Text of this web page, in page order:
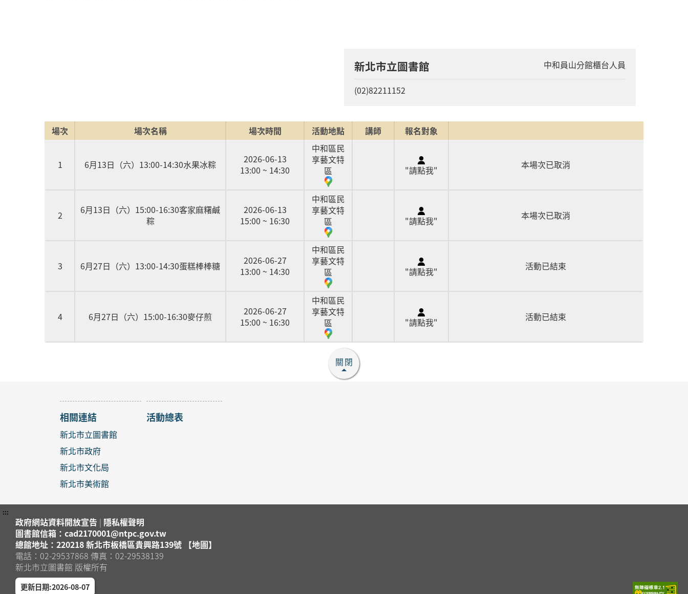
新北市立圖書館 中和員山分館櫃台人員
(02)82211152
場次 場次名稱 場次時間 活動地點 講師 報名對象
1 6月13日（六）13:00-14:30水果冰粽
2026-06-13
13:00 ~ 14:30
中和區民
享藝文特
區
"請點我" 本場次已取消
2
6月13日（六）15:00-16:30客家麻糬鹹
粽
2026-06-13
15:00 ~ 16:30
中和區民
享藝文特
區
"請點我" 本場次已取消
3 6月27日（六）13:00-14:30蛋糕棒棒糖
2026-06-27
13:00 ~ 14:30
中和區民
享藝文特
區
"請點我" 活動已結束
4 6月27日（六）15:00-16:30麥仔煎
2026-06-27
15:00 ~ 16:30
中和區民
享藝文特
區
"請點我" 活動已結束
關閉
相關連結
新北市立圖書館
新北市政府
新北市文化局
新北市美術館
活動總表
:::
政府網站資料開放宣告 | 隱私權聲明
圖書館信箱：cad2170001@ntpc.gov.tw
總館地址：220218 新北市板橋區貴興路139號 【地圖】
電話：02-29537868 傳真：02-29538139
新北市立圖書館 版權所有
更新日期:2026-08-07